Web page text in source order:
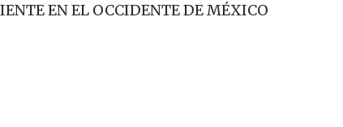
EN EL OCCIDENTE DE MÉXICO